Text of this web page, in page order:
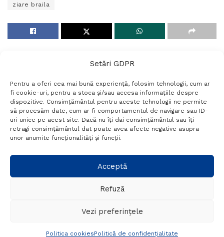
Setări GDPR
Pentru a oferi cea mai bună experiență, folosim tehnologii, cum ar
fi cookie-uri, pentru a stoca și/sau accesa informațiile despre
dispozitive. Consimțământul pentru aceste tehnologii ne permite
să procesăm date, cum ar fi comportamentul de navigare sau ID-
uri unice pe acest site. Dacă nu îți dai consimțământul sau îți
retragi consimțământul dat poate avea afecte negative asupra
unor anumite funcționalități și funcții.
Acceptă
Refuză
Vezi preferințele
Politica cookiesPolitică de confidențialitate
ziare braila
Termeni si conditii
Politică de confidențialitate
Politica cookies
Setări GDPR
+40 788 760 194